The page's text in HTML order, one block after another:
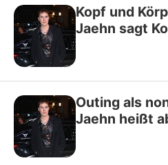
Kopf und
Jaehn sagt
Outing als
Jaehn heißt